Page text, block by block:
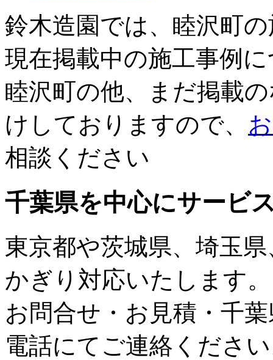
鈴木造園では、睦沢町
現在掲載中の施工事例
睦沢町の他、まだ掲載
けしておりますので、
相談ください
千葉県を中心にサービ
東京都や茨城県、 埼玉県
かぎり対応いたします。
お問合せ・お見積・千
電話にてご連絡くださ